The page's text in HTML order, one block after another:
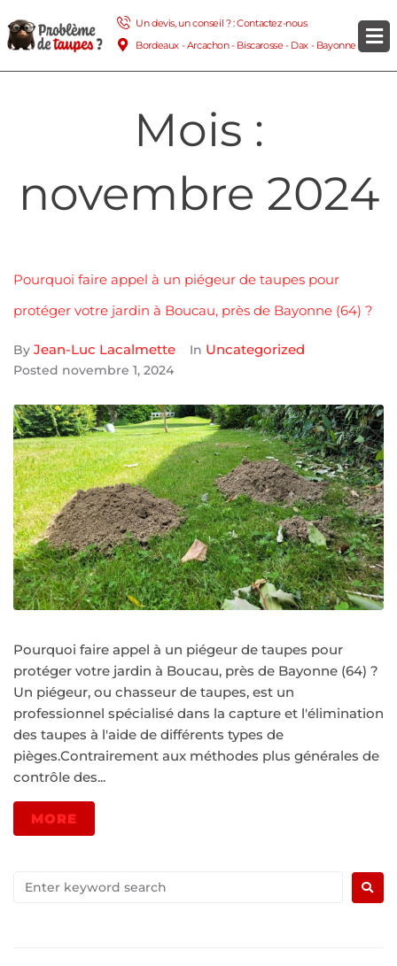
Un devis, un conseil ? : Contactez-nous
Bordeaux - Arcachon - Biscarosse - Dax - Bayonne
Mois :
novembre 2024
Pourquoi faire appel à un piégeur de taupes pour
protéger votre jardin à Boucau, près de Bayonne (64) ?
By Jean-Luc Lacalmette In Uncategorized
Posted novembre 1, 2024
Pourquoi faire appel à un piégeur de taupes pour
protéger votre jardin à Boucau, près de Bayonne (64) ?
Un piégeur, ou chasseur de taupes, est un
professionnel spécialisé dans la capture et l'élimination
des taupes à l'aide de différents types de
pièges.Contrairement aux méthodes plus générales de
contrôle des...
MORE